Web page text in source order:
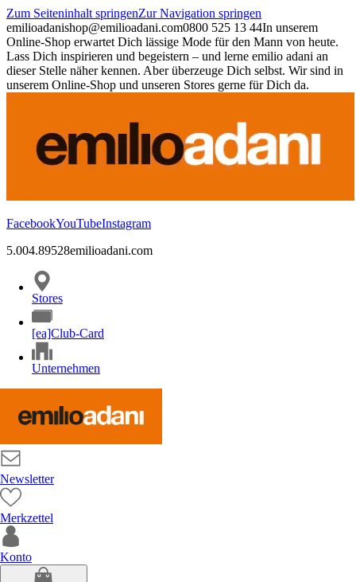
Zum Seiteninhalt springenZur Navigation springen
emilioadanishop@emilioadani.com0800 525 13 44In unserem
Online-Shop erwartet Dich lässige Mode für den Mann von heute.
Lass Dich inspirieren und begeistern – und lerne emilio adani an
dieser Stelle näher kennen. Aber überzeuge Dich selbst. Wir sind in
unserem Online-Shop und unseren Stores gerne für Dich da.
FacebookYouTubeInstagram
5.004.89528emilioadani.com
Stores
[ea]Club-Card
Unternehmen
Newsletter
Merkzettel
Konto